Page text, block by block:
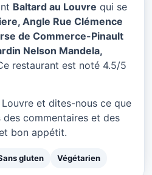
à Paris
Baltard au Louvre qui se
Angle Rue Clémence
de Commerce-Pinault
Nelson Mandela,
restaurant est noté 4.5/5
et dites-nous ce que
commentaires et des
bon appétit.
gluten Végétarien